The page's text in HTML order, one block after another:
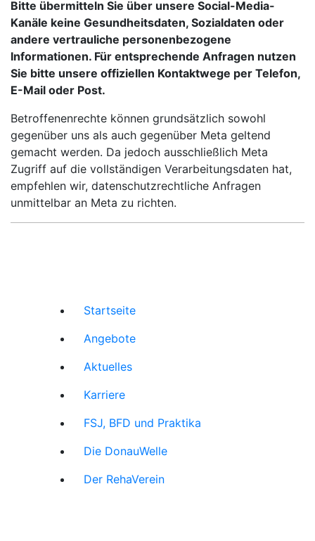
Bitte übermitteln Sie über unsere Social-Media-
Kanäle keine Gesundheitsdaten, Sozialdaten oder
andere vertrauliche personenbezogene
Informationen. Für entsprechende Anfragen nutzen
Sie bitte unsere offiziellen Kontaktwege per Telefon,
E-Mail oder Post.
Betroffenenrechte können grundsätzlich sowohl
gegenüber uns als auch gegenüber Meta geltend
gemacht werden. Da jedoch ausschließlich Meta
Zugriff auf die vollständigen Verarbeitungsdaten hat,
empfehlen wir, datenschutzrechtliche Anfragen
unmittelbar an Meta zu richten.
Startseite
Angebote
Aktuelles
Karriere
FSJ, BFD und Praktika
Die DonauWelle
Der RehaVerein